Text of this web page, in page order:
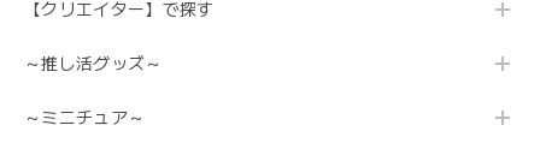
【クリエイター】で探す
～推し活グッズ～
～ミニチュア～